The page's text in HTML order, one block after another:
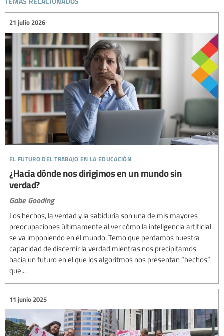
el futuro del trabajo en la educación
21 julio 2026
¿Hacia dónde nos dirigimos en un mundo sin
verdad?
Gabe Gooding
Los hechos, la verdad y la sabiduría son una de mis mayores
preocupaciones últimamente al ver cómo la inteligencia artificial
se va imponiendo en el mundo. Temo que perdamos nuestra
capacidad de discernir la verdad mientras nos precipitamos
hacia un futuro en el que los algoritmos nos presentan “hechos”
que...
11 junio 2025